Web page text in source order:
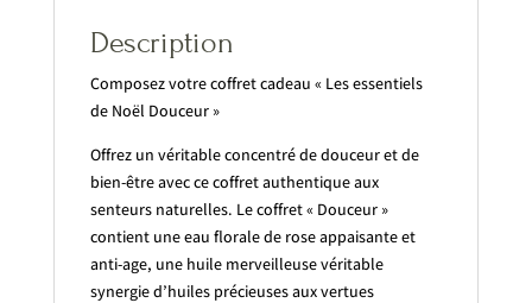
Description
Composez votre coffret cadeau « Les essentiels
de Noël Douceur »
Offrez un véritable concentré de douceur et de
bien-être avec ce coffret authentique aux
senteurs naturelles. Le coffret « Douceur »
contient une eau florale de rose appaisante et
anti-age, une huile merveilleuse véritable
synergie d’huiles précieuses aux vertues